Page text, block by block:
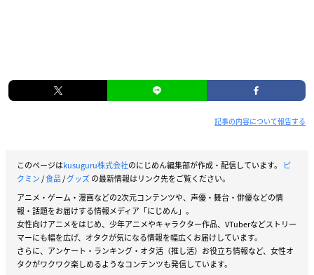
記事の内容について報告する
このページはkusuguru株式会社のにじめん編集部が作成・配信しています。
ピ
クミン/食品/グッズの最新情報はリンク先をご覧ください。
アニメ・ゲーム・漫画などの2次元コンテンツや、声優・舞台・俳優などの情
報・話題をお届けする情報メディア「にじめん」。
女性向けアニメをはじめ、少年アニメやキャラクター作品、VTuberなどストリー
マーにも幅を広げ、オタクが気になる情報を幅広くお届けしています。
さらに、アンケート・ランキング・オタ活（推し活）お役立ち情報など、女性オ
タクがワクワク楽しめるようなコンテンツも発信しています。